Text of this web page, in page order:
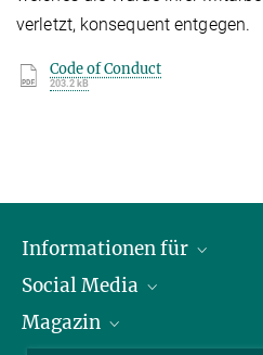
verletzt, konsequent entgegen.
Code of Conduct
203.2 kB
Informationen für
Journalist*innen
Stipendiat*innen
Social Media
LinkedIn
Magazin